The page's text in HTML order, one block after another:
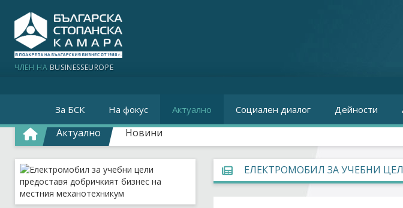
ЧЛЕН НА BUSINESSEUROPE
За БСК На фокус Актуално Социален диалог Дейности
Актуално Новини
ЕЛЕКТРОМОБИЛ ЗА УЧЕБНИ